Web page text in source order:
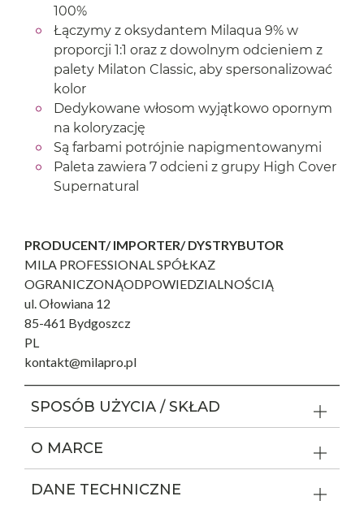
100%
Łączymy z oksydantem Milaqua 9% w
proporcji 1:1 oraz z dowolnym odcieniem z
palety Milaton Classic, aby spersonalizować
kolor
Dedykowane włosom wyjątkowo opornym
na koloryzację
Są farbami potrójnie napigmentowanymi
Paleta zawiera 7 odcieni z grupy High Cover
Supernatural
PRODUCENT/ IMPORTER/ DYSTRYBUTOR
MILA PROFESSIONAL SPÓŁKAZ
OGRANICZONĄODPOWIEDZIALNOŚCIĄ
ul. Ołowiana 12
85-461 Bydgoszcz
PL
kontakt@milapro.pl
SPOSÓB UŻYCIA / SKŁAD
O MARCE
DANE TECHNICZNE